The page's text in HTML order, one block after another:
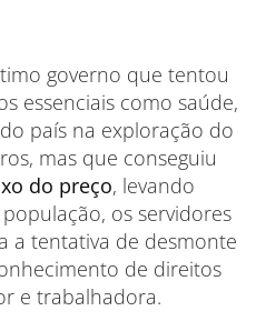
governo que tentou
essenciais como saúde,
país na exploração do
mas que conseguiu
do preço, levando
os servidores
a tentativa de desmonte
de direitos
e trabalhadora.